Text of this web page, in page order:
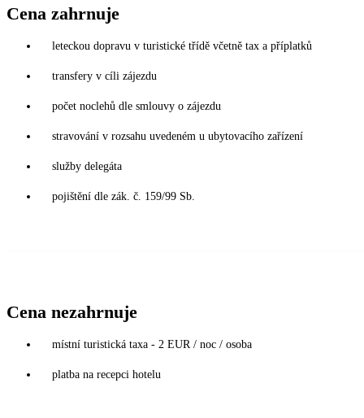
Cena zahrnuje
leteckou dopravu v turistické třídě včetně tax a příplatků
transfery v cíli zájezdu
počet noclehů dle smlouvy o zájezdu
stravování v rozsahu uvedeném u ubytovacího zařízení
služby delegáta
pojištění dle zák. č. 159/99 Sb.
Cena nezahrnuje
místní turistická taxa - 2 EUR / noc / osoba
platba na recepci hotelu